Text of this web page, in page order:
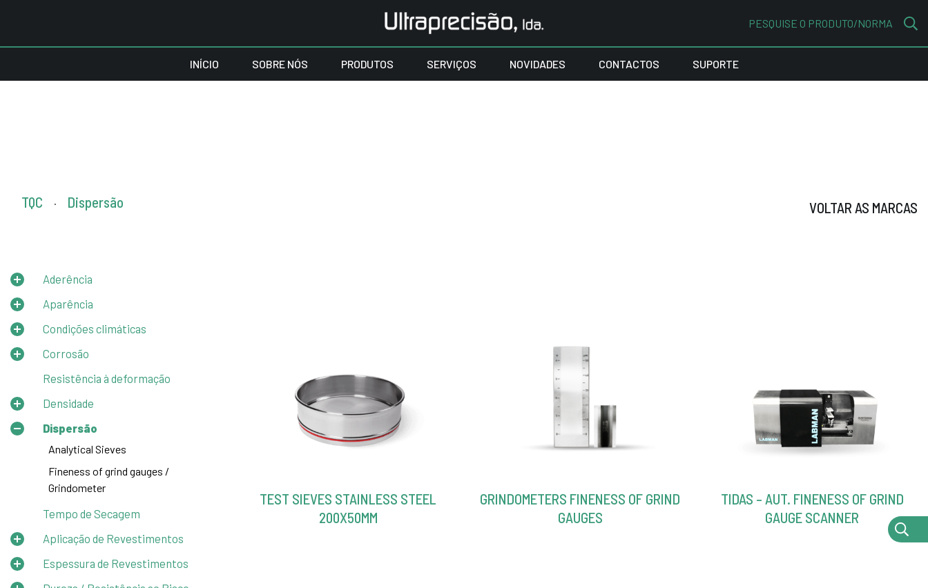
PESQUISE O PRODUTO/NORMA
INÍCIO SOBRE NÓS PRODUTOS SERVIÇOS NOVIDADES CONTACTOS SUPORTE
TQC . Dispersão VOLTAR AS MARCAS
Aderência
Aparência
Condições climáticas
Corrosão
Resistência à deformação
Densidade
Dispersão
Analytical Sieves
Fineness of grind gauges /
Grindometer
Tempo de Secagem
Aplicação de Revestimentos
Espessura de Revestimentos
TEST SIEVES STAINLESS STEEL
200X50MM
GRINDOMETERS FINENESS OF GRIND
GAUGES
TIDAS – AUT. FINENESS OF GRIND
GAUGE SCANNER